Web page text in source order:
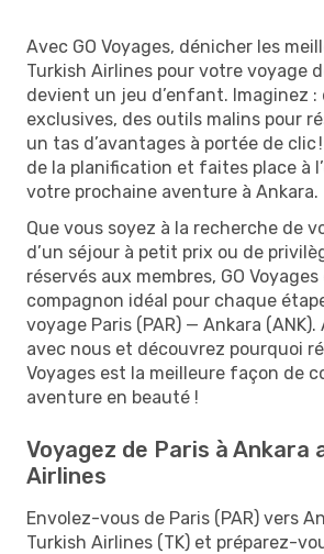
Avec GO Voyages, dénicher les
Turkish Airlines pour votre voyage
devient un jeu d’enfant. Imaginez
exclusives, des outils malins pour
un tas d’avantages à portée de clic
de la planification et faites place à
votre prochaine aventure à Ankara.
Que vous soyez à la recherche de
d’un séjour à petit prix ou de
réservés aux membres, GO
compagnon idéal pour chaque
voyage Paris (PAR) — Ankara
avec nous et découvrez pourquoi
Voyages est la meilleure façon de
aventure en beauté !
Voyagez de Paris à Ankara
Airlines
Envolez-vous de Paris (PAR) vers
Turkish Airlines (TK) et préparez-